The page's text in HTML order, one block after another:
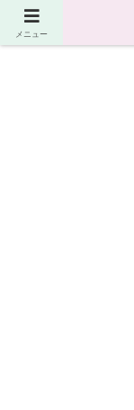
メニュー